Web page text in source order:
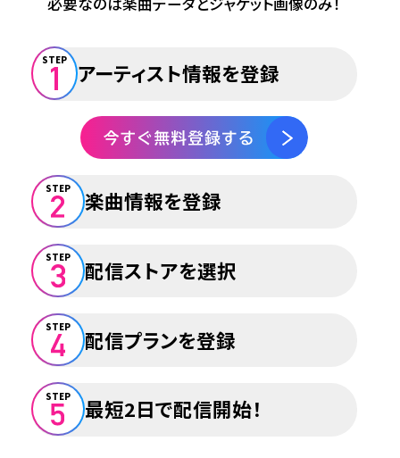
STEP アーティスト情報を登録
STEP 楽曲情報を登録
STEP 配信ストアを選択
STEP 配信プランを登録
STEP 最短2日で配信開始！